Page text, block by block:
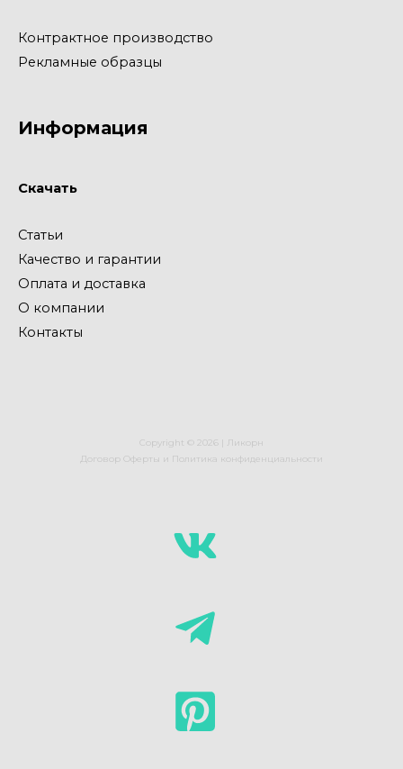
Контрактное производство
Рекламные образцы
Информация
Скачать
Статьи
Качество и гарантии
Оплата и доставка
О компании
Контакты
Copyright © 2026 |
Ликорн
Договор Оферты
и Политика конфиденциальности